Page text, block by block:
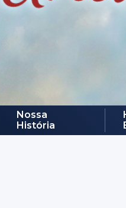
Nossa
História